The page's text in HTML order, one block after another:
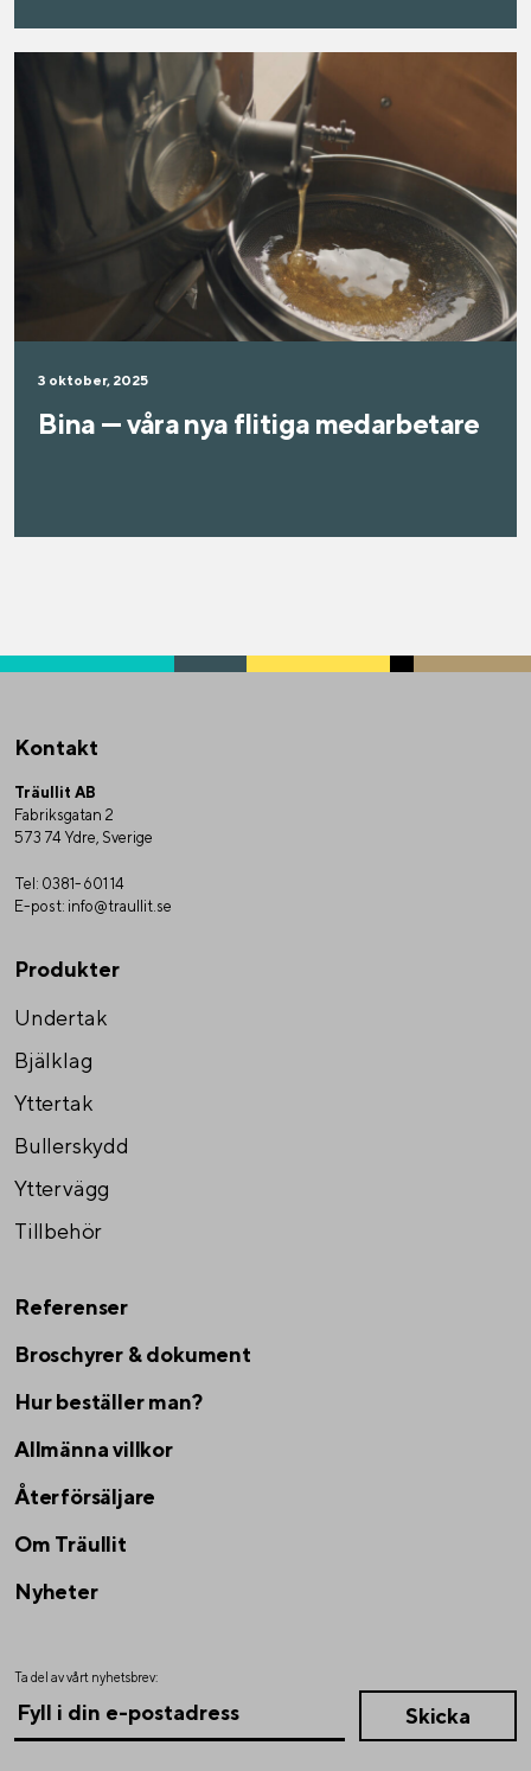
3 oktober, 2025
Bina — våra nya flitiga medarbetare
Kontakt
Träullit AB
Fabriksgatan 2
573 74 Ydre, Sverige
Tel: 0381-601 14
E-post: info@traullit.se
Produkter
Undertak
Bjälklag
Yttertak
Bullerskydd
Yttervägg
Tillbehör
Referenser
Broschyrer & dokument
Hur beställer man?
Allmänna villkor
Återförsäljare
Om Träullit
Nyheter
Ta del av vårt nyhetsbrev: